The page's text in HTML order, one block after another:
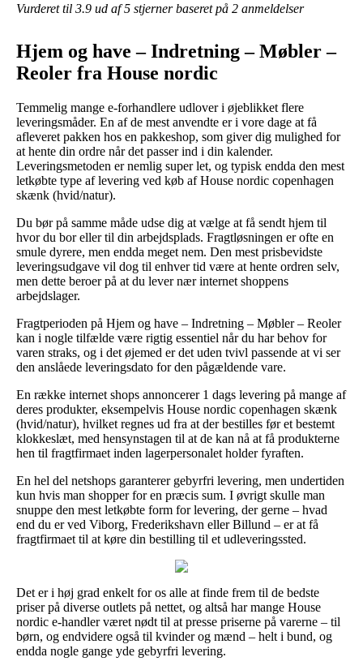
Vurderet til 3.9 ud af 5 stjerner baseret på 2 anmeldelser
Hjem og have – Indretning – Møbler –
Reoler fra House nordic
Temmelig mange e-forhandlere udlover i øjeblikket flere
leveringsmåder. En af de mest anvendte er i vore dage at få
afleveret pakken hos en pakkeshop, som giver dig mulighed for
at hente din ordre når det passer ind i din kalender.
Leveringsmetoden er nemlig super let, og typisk endda den mest
letkøbte type af levering ved køb af House nordic copenhagen
skænk (hvid/natur).
Du bør på samme måde udse dig at vælge at få sendt hjem til
hvor du bor eller til din arbejdsplads. Fragtløsningen er ofte en
smule dyrere, men endda meget nem. Den mest prisbevidste
leveringsudgave vil dog til enhver tid være at hente ordren selv,
men dette beroer på at du lever nær internet shoppens
arbejdslager.
Fragtperioden på Hjem og have – Indretning – Møbler – Reoler
kan i nogle tilfælde være rigtig essentiel når du har behov for
varen straks, og i det øjemed er det uden tvivl passende at vi ser
den anslåede leveringsdato for den pågældende vare.
En række internet shops annoncerer 1 dags levering på mange af
deres produkter, eksempelvis House nordic copenhagen skænk
(hvid/natur), hvilket regnes ud fra at der bestilles før et bestemt
klokkeslæt, med hensynstagen til at de kan nå at få produkterne
hen til fragtfirmaet inden lagerpersonalet holder fyraften.
En hel del netshops garanterer gebyrfri levering, men undertiden
kun hvis man shopper for en præcis sum. I øvrigt skulle man
snuppe den mest letkøbte form for levering, der gerne – hvad
end du er ved Viborg, Frederikshavn eller Billund – er at få
fragtfirmaet til at køre din bestilling til et udleveringssted.
Det er i høj grad enkelt for os alle at finde frem til de bedste
priser på diverse outlets på nettet, og altså har mange House
nordic e-handler været nødt til at presse priserne på varerne – til
børn, og endvidere også til kvinder og mænd – helt i bund, og
endda nogle gange yde gebyrfri levering.